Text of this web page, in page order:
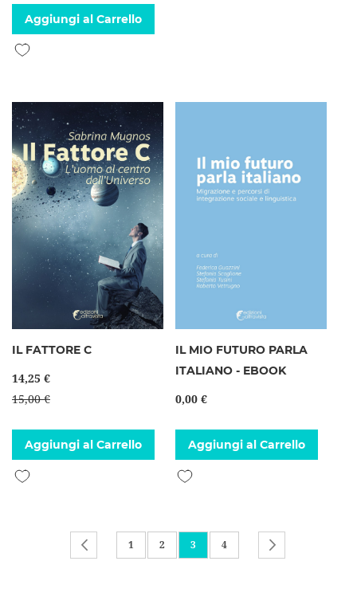
Aggiungi al Carrello
Aggiungi alla lista desideri
IL FATTORE C
14,25 €
15,00 €
Aggiungi al Carrello
Aggiungi alla lista desideri
IL MIO FUTURO PARLA
ITALIANO - EBOOK
0,00 €
Aggiungi al Carrello
Aggiungi alla lista desideri
Pagina Pagina
Precedente
Pagina
1 Pagina
2 Attualmente stai leggendo la
3 Pagina
4